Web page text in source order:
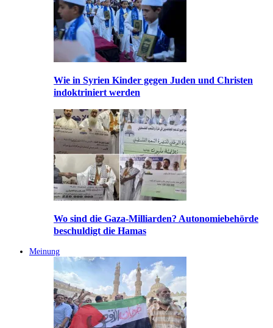
Wie in Syrien Kinder gegen Juden und Christen
indoktriniert werden
Wo sind die Gaza-Milliarden? Autonomiebehörde
beschuldigt die Hamas
Meinung